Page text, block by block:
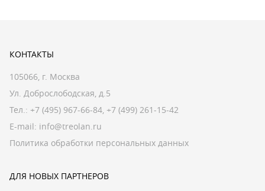
КОНТАКТЫ
105066, г. Москва
Ул. Доброслободская, д.5
Тел.: +7 (495) 967-66-84, +7 (499) 261-15-42
E-mail: info@treolan.ru
Политика обработки персональных данных
ДЛЯ НОВЫХ ПАРТНЕРОВ